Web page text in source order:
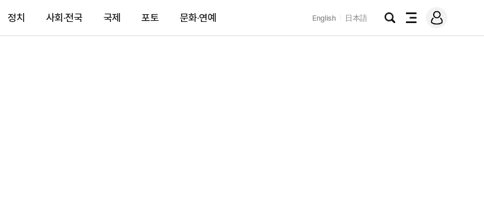
정치 사회·전국 국제 포토 문화·연예 English 日本語
검
전
메
그